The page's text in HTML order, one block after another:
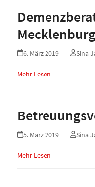
6. März 2019 Sina
Mehr Lesen
5. März 2019 Sina
Mehr Lesen